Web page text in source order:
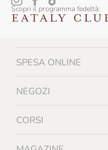
Scopri il programma fedeltà:
SPESA ONLINE
NEGOZI
CORSI